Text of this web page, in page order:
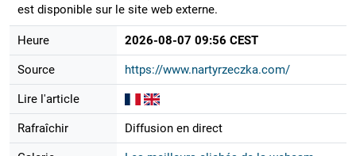
est disponible sur le site web externe.
Heure 2026-08-07 09:56 CEST
Source https://www.nartyrzeczka.com/
Lire l'article
Rafraîchir Diffusion en direct